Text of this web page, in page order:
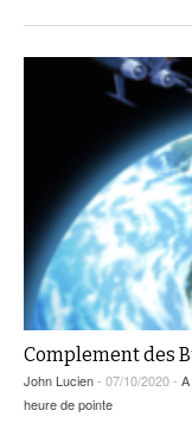
Complement des
John Lucien- 07/10/2020 -
heure de pointe